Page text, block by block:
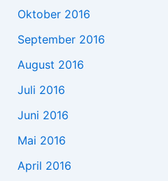
Oktober 2016
September 2016
August 2016
Juli 2016
Juni 2016
Mai 2016
April 2016